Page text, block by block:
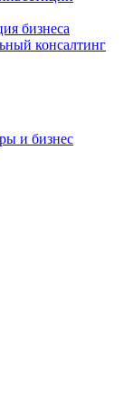
бизнеса
консалтинг
и бизнес